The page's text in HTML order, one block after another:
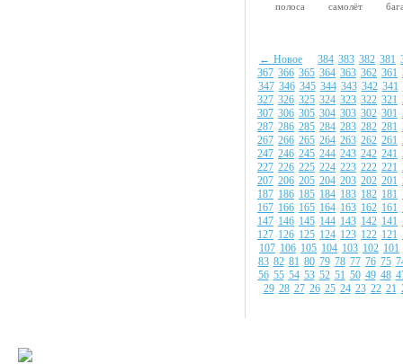
полоса самолёт
← Новое 384 383 382 381
367 366 365 364 363 362 361
347 346 345 344 343 342 341
327 326 325 324 323 322 321
307 306 305 304 303 302 301
287 286 285 284 283 282 281
267 266 265 264 263 262 261
247 246 245 244 243 242 241
227 226 225 224 223 222 221
207 206 205 204 203 202 201
187 186 185 184 183 182 181
167 166 165 164 163 162 161
147 146 145 144 143 142 141
127 126 125 124 123 122 121
107 106 105 104 103 102 101
83 82 81 80 79 78 77 76 75
56 55 54 53 52 51 50 49 48
29 28 27 26 25 24 23 22 21